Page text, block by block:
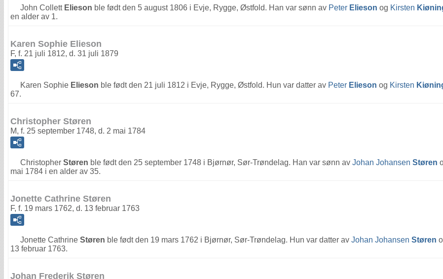
John Collett Elieson ble født den 5 august 1806 i Evje, Rygge, Østfold. Han var sønn av Peter Elieson og Kirsten
en alder av 1.
Karen Sophie Elieson
F, f. 21 juli 1812, d. 31 juli 1879
Karen Sophie Elieson ble født den 21 juli 1812 i Evje, Rygge, Østfold. Hun var datter av Peter Elieson og Kirsten
67.
Christopher Støren
M, f. 25 september 1748, d. 2 mai 1784
Christopher Støren ble født den 25 september 1748 i Bjørnør, Sør-Trøndelag. Han var sønn av Johan Johansen Støren
mai 1784 i en alder av 35.
Jonette Cathrine Støren
F, f. 19 mars 1762, d. 13 februar 1763
Jonette Cathrine Støren ble født den 19 mars 1762 i Bjørnør, Sør-Trøndelag. Hun var datter av Johan Johansen Støren
13 februar 1763.
Johan Frederik Støren